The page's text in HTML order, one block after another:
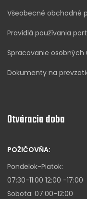
Všeobecné obchodné
Pravidlá používania
Spracovanie osobných
Dokumenty na
Otváracia doba
POŽIČOVŇA:
Pondelok-Piatok:
07:30-11:00 12:00 -17:00
Sobota: 07:00-12:00